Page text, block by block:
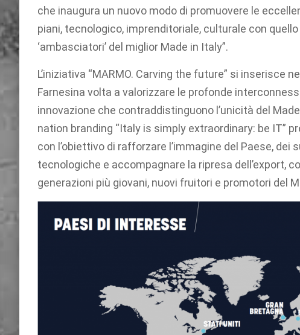
che inaugura un nuovo modo di promuovere le
piani, tecnologico, imprenditoriale, culturale con
‘ambasciatori’ del miglior Made in Italy”.
L’iniziativa “MARMO. Carving the future” si inserisce
Farnesina volta a valorizzare le profonde
innovazione che contraddistinguono l’unicità del
nation branding “Italy is simply extraordinary: be IT”
con l’obiettivo di rafforzare l’immagine del Paese,
tecnologiche e accompagnare la ripresa dell’export,
generazioni più giovani, nuovi fruitori e promotori del